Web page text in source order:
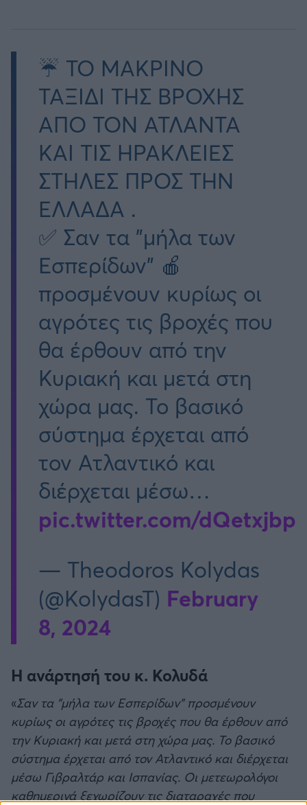
☔️ ΤΟ ΜΑΚΡΙΝΟ
ΤΑΞΙΔΙ ΤΗΣ ΒΡΟΧΗΣ
ΑΠΟ ΤΟΝ ΑΤΛΑΝΤΑ
ΚΑΙ ΤΙΣ ΗΡΑΚΛΕΙΕΣ
ΣΤΗΛΕΣ ΠΡΟΣ ΤΗΝ
ΕΛΛΑΔΑ .
✅ Σαν τα "μήλα των
Εσπερίδων" 🍎
προσμένουν κυρίως οι
αγρότες τις βροχές που
θα έρθουν από την
Κυριακή και μετά στη
χώρα μας. Το βασικό
σύστημα έρχεται από
τον Ατλαντικό και
διέρχεται μέσω…
pic.twitter.com/
— Theodoros Kolydas
(@KolydasT) February
8, 2024
Η ανάρτησή του κ. Κολυδά
«Σαν τα "μήλα των Εσπερίδων" προσμένουν
κυρίως οι αγρότες τις βροχές που θα έρθουν από
την Κυριακή και μετά στη χώρα μας. Το βασικό
σύστημα έρχεται από τον Ατλαντικό και διέρχεται
μέσω Γιβραλτάρ και Ισπανίας. Οι μετεωρολόγοι
καθημερινά ξεχωρίζουν τις διαταραχές που